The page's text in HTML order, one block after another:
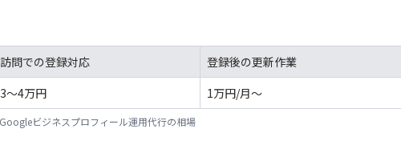
訪問での登録対応
登録後の更新作業
3〜4万円 1万円/月〜
Googleビジネスプロフィール運用代行の相場